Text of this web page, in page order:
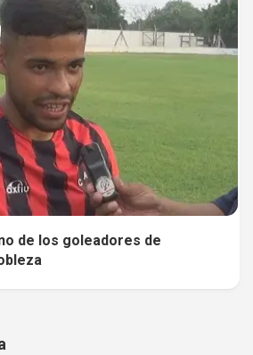
de los goleadores de